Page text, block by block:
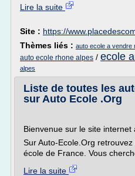
Lire la suite
Site : https://
Thèmes liés : auto ecole a vendre
auto ecole rhone alpes / ecole
alpes
Liste de toutes les
sur Auto Ecole .Org
Bienvenue sur le site internet
Sur Auto-Ecole.Org
école de France. Vous
Lire la suite